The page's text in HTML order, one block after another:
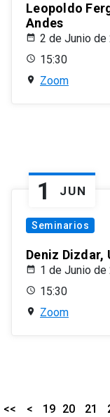
Leopoldo
Andes
2 de Junio de
15:30
Zoom
1 JUN
Seminarios
Deniz Dizdar,
1 de Junio de
15:30
Zoom
<< < 19 20 21